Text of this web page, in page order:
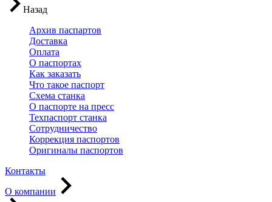
Назад
Архив паспартов
Доставка
Оплата
О паспортах
Как заказать
Что такое паспорт
Схема станка
О паспорте на пресс
Техпаспорт станка
Сотрудничество
Коррекция паспортов
Оригиналы паспортов
Контакты
О компании